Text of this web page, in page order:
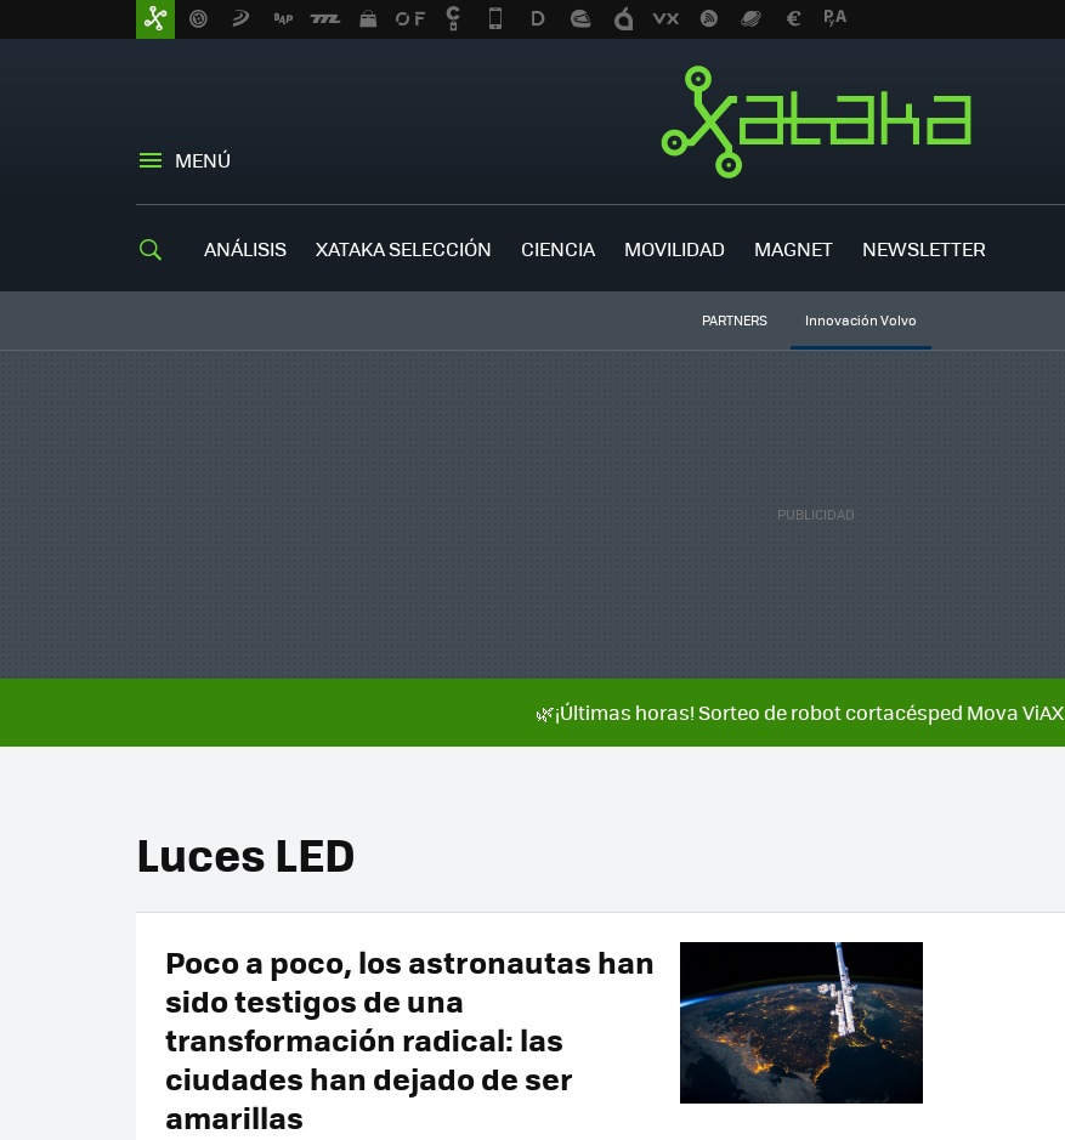
MENÚ
ANÁLISIS XATAKA SELECCIÓN CIENCIA MOVILIDAD MAGNET NEWSLETTER
PARTNERS Innovación Volvo
🌿¡Últimas horas! Sorteo de robot cortacésped Mova ViAX
Luces LED
Poco a poco, los astronautas han
sido testigos de una
transformación radical: las
ciudades han dejado de ser
amarillas